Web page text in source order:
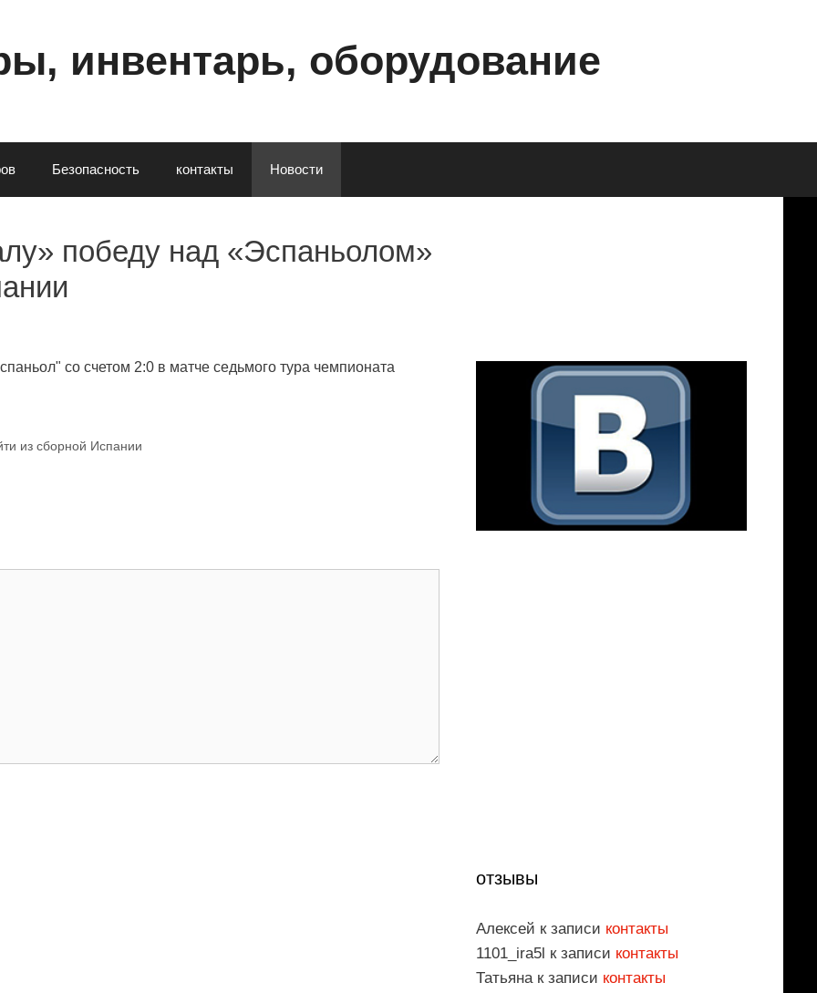
инвентарь, оборудование
Безопасность контакты Новости
победу над «Эспаньолом»
со счетом 2:0 в матче седьмого тура чемпионата
из сборной Испании
отзывы
Алексей к записи контакты
1101_ira5l к записи контакты
Татьянак записи контакты